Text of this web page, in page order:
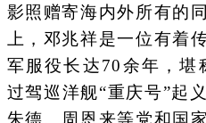
影照赠寄海内外所有的
上，邓兆祥是一位有着
军服役长达70余年，堪
过驾巡洋舰“重庆号”起
朱德、周恩来等党和国